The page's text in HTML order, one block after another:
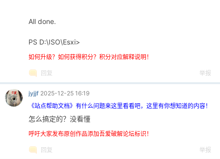
All done.
PS D:\ISO\Esxi>
如何升级？如何获得积分？积分对应解释说明！
回复 举报
jyjjf 2025-12-25 16:19
《站点帮助文档》有什么问题来这里看看吧，这里有你想知道的内容！
怎么搞定的？没看懂
呼吁大家发布原创作品添加吾爱破解论坛标识！
回复 举报